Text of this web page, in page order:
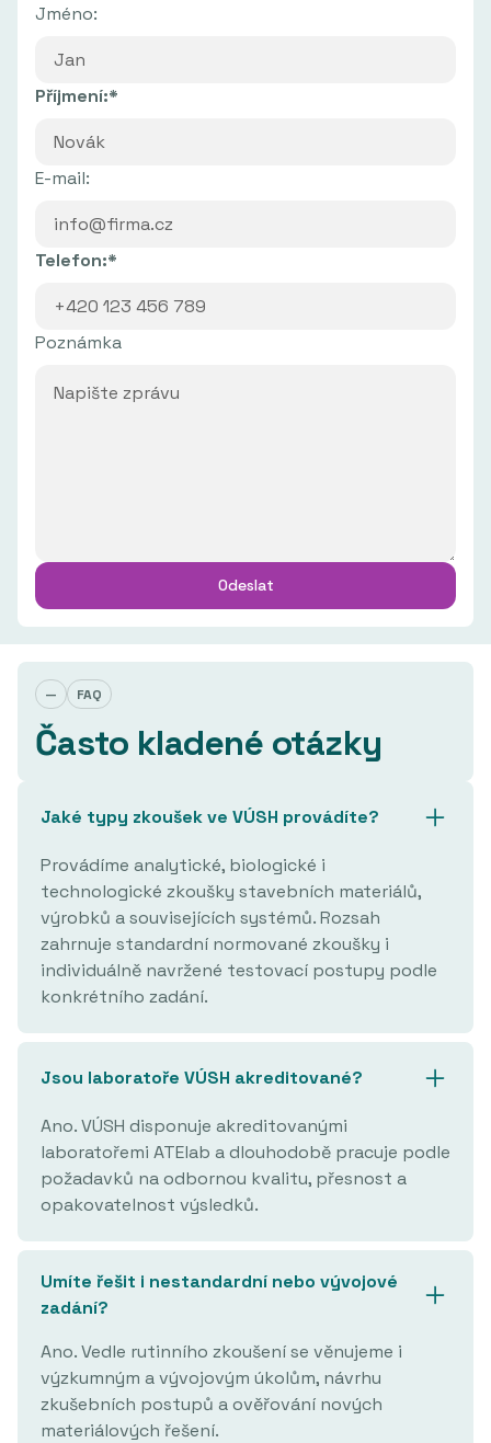
Jméno:
Příjmení:*
E-mail:
Telefon:*
Poznámka
— FAQ
Často kladené otázky
Jaké typy zkoušek ve VÚSH provádíte?
Provádíme analytické, biologické i
technologické zkoušky stavebních materiálů,
výrobků a souvisejících systémů. Rozsah
zahrnuje standardní normované zkoušky i
individuálně navržené testovací postupy podle
konkrétního zadání.
Jsou laboratoře VÚSH akreditované?
Ano. VÚSH disponuje akreditovanými
laboratořemi ATElab a dlouhodobě pracuje podle
požadavků na odbornou kvalitu, přesnost a
opakovatelnost výsledků.
Umíte řešit i nestandardní nebo vývojové
zadání?
Ano. Vedle rutinního zkoušení se věnujeme i
výzkumným a vývojovým úkolům, návrhu
zkušebních postupů a ověřování nových
materiálových řešení.